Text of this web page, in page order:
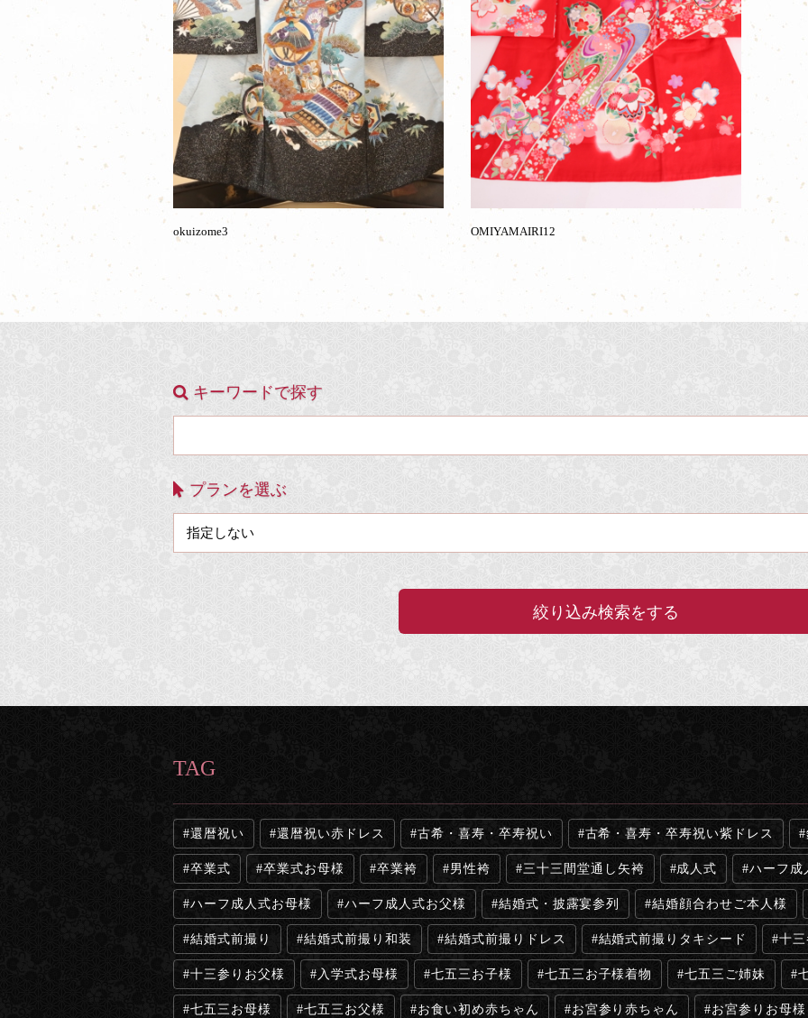
okuizome3 OMIYAMAIRI12
キーワードで探す
プランを選ぶ
TAG
還暦祝い 還暦祝い赤ドレス 古希・喜寿・卒寿祝い 古希・喜寿・卒寿祝い紫ドレス
卒業式 卒業式お母様 卒業袴 男性袴 三十三間堂通し矢袴 成人式 ハーフ成
ハーフ成人式お母様 ハーフ成人式お父様 結婚式・披露宴参列 結婚顔合わせご本人様
結婚式前撮り 結婚式前撮り和装 結婚式前撮りドレス 結婚式前撮りタキシード 十
十三参りお父様 入学式お母様 七五三お子様 七五三お子様着物 七五三ご姉妹
七五三お母様 七五三お父様 お食い初め赤ちゃん お宮参り赤ちゃん お宮参りお母様